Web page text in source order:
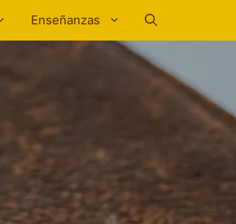
Enseñanzas